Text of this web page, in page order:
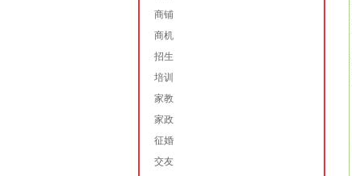
商铺
商机
招生
培训
家教
家政
征婚
交友